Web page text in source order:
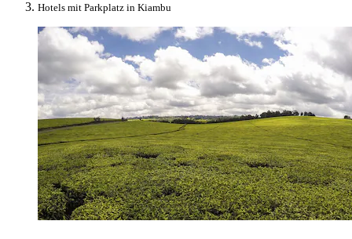
Hotels mit Parkplatz in Kiambu